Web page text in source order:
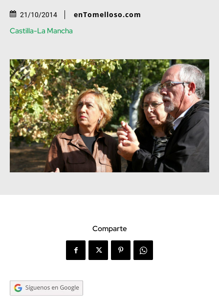
21/10/2014 enTomelloso.com
Castilla-La Mancha
Comparte